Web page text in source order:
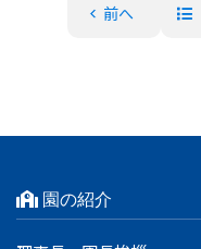
前へ
園の紹介